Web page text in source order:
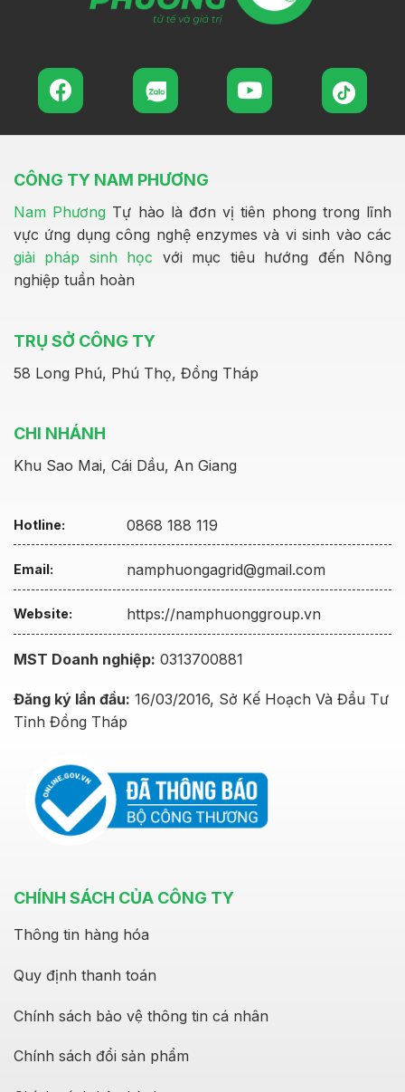
CÔNG TY NAM PHƯƠNG
Nam Phương Tự hào là đơn vị tiên phong trong lĩnh
vực ứng dụng công nghệ enzymes và vi sinh vào các
giải pháp sinh học với mục tiêu hướng đến Nông
nghiệp tuần hoàn
TRỤ SỞ CÔNG TY
58 Long Phú, Phú Thọ, Đồng Tháp
CHI NHÁNH
Khu Sao Mai, Cái Dầu, An Giang
Hotline: 0868 188 119
Email: namphuongagrid@gmail.com
Website: https://namphuonggroup.vn
MST Doanh nghiệp: 0313700881
Đăng ký lần đầu: 16/03/2016, Sở Kế Hoạch Và Đầu Tư
Tỉnh Đồng Tháp
CHÍNH SÁCH CỦA CÔNG TY
Thông tin hàng hóa
Quy định thanh toán
Chính sách bảo vệ thông tin cá nhân
Chính sách đổi sản phẩm